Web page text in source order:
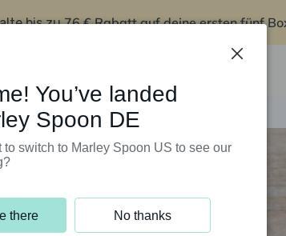
bis zu76 € Rabatt auf deine ersten fünf
You’ve landed
Spoon DE
to switch to Marley Spoon US to see our
there No thanks